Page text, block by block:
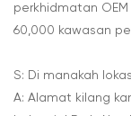
perkhidmatan
60,000 kawasan
S: Di manakah
A: Alamat kilang